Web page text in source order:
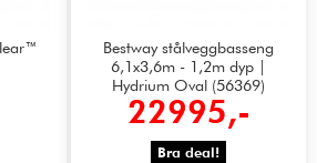
Bestway stålveggbasseng
6,1x3,6m - 1,2m dyp |
Hydrium Oval (56369)
22995,-
Bra deal!